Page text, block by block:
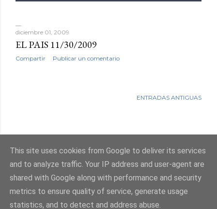
diciembre 01, 2009
EL PAIS 11/30/2009
Compartir Publicar un comentario
ENTRADAS ANTIGUAS
Con la tecnología de Blogger
This site uses cookies from Google to deliver its services
and to analyze traffic. Your IP address and user-agent are
shared with Google along with performance and security
metrics to ensure quality of service, generate usage
statistics, and to detect and address abuse.